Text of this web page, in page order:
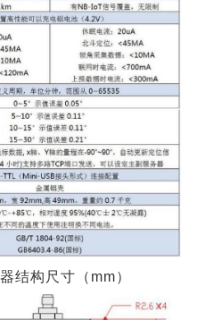
结构尺寸（mm）